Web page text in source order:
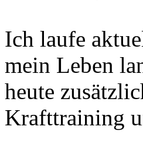
Ich laufe
mein Leben
heute
Krafttraining